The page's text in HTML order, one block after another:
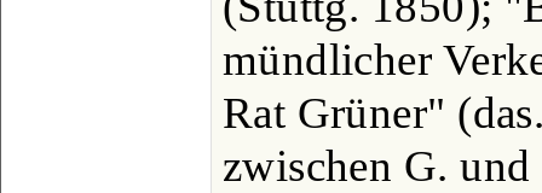
mündlicher
Rat Grüner"
zwischen G.